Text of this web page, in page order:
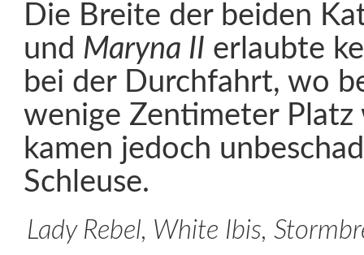
Die Breite der beiden
und Maryna II erlaubte
bei der Durchfahrt, wo
wenige Zentimeter Platz
kamen jedoch
Schleuse.
Lady Rebel, White Ibis,